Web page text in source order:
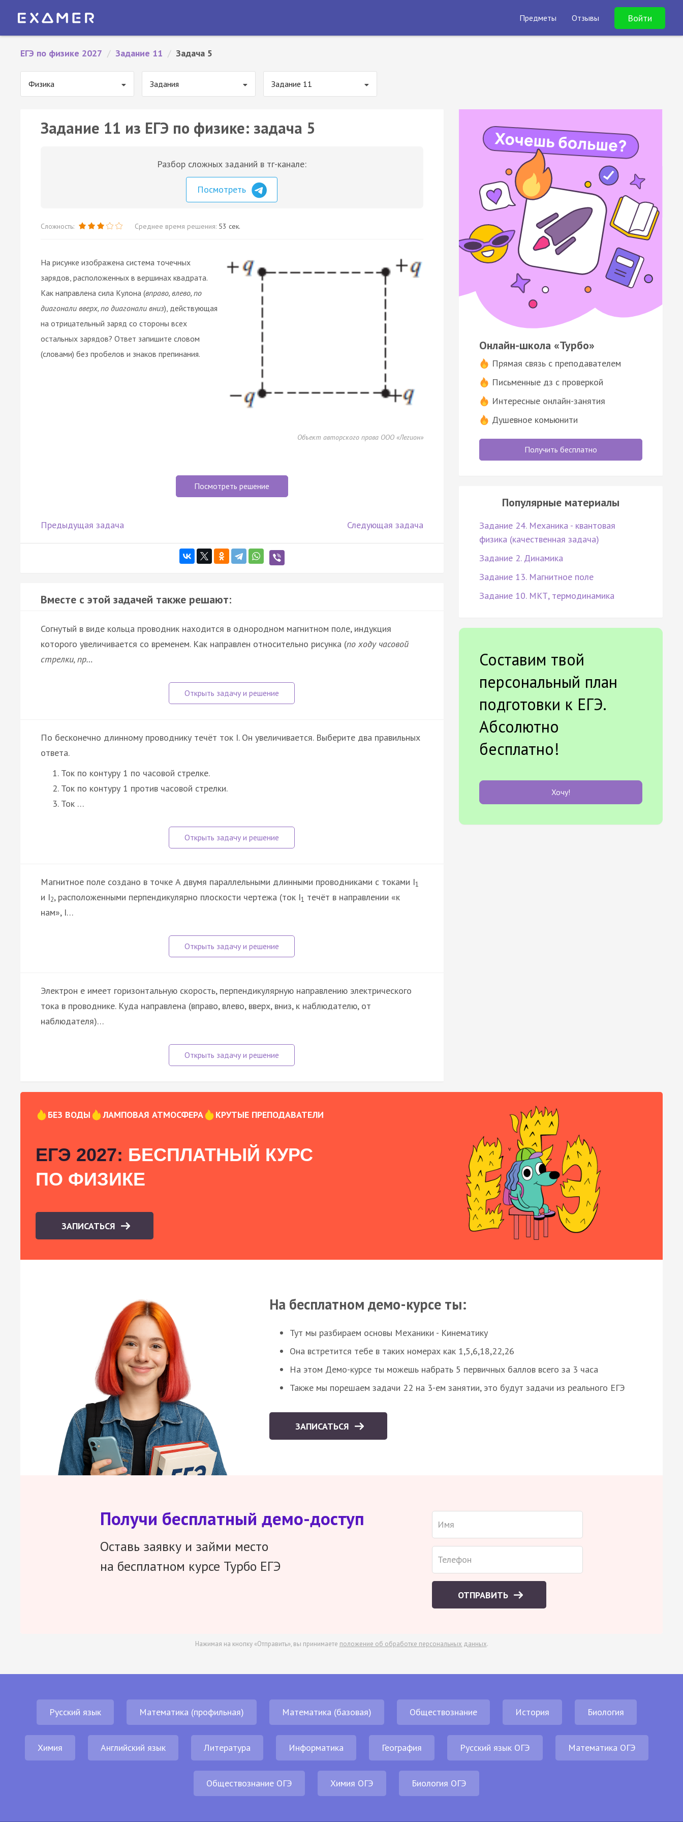
Предметы Отзывы Войти
ЕГЭ по физике 2027 / Задание 11 / Задача 5
Физика Задания Задание 11
Задание 11 из ЕГЭ по физике: задача 5
Разбор сложных заданий в тг-канале:
Посмотреть
Сложность: Среднее время решения: 53 сек.
На рисунке изображена система точечных
зарядов, расположенных в вершинах квадрата.
Как направлена сила Кулона (вправо, влево, по
диагонали вверх, по диагонали вниз), действующая
на отрицательный заряд со стороны всех
остальных зарядов? Ответ запишите словом
(словами) без пробелов и знаков препинания.
Объект авторского права ООО «Легион»
Посмотреть решение
Предыдущая задача Следующая задача
Вместе с этой задачей также решают:
Согнутый в виде кольца проводник находится в однородном магнитном поле, индукция
которого увеличивается со временем. Как направлен относительно рисунка (по ходу часовой
стрелки, пр…
По бесконечно длинному проводнику течёт ток I. Он увеличивается. Выберите два правильных
ответа.
Ток по контуру 1 по часовой стрелке.
Ток по контуру 1 против часовой стрелки.
Ток …
Магнитное поле создано в точке A двумя параллельными длинными проводниками с токами I1
и I2, расположенными перпендикулярно плоскости чертежа (ток I1 течёт в направлении «к
нам», I…
Электрон e имеет горизонтальную скорость, перпендикулярную направлению электрического
тока в проводнике. Куда направлена (вправо, влево, вверх, вниз, к наблюдателю, от
наблюдателя)…
Онлайн-школа «Турбо»
Прямая связь с преподавателем
Письменные дз с проверкой
Интересные онлайн-занятия
Душевное комьюнити
Получить бесплатно
Популярные материалы
Задание 24. Механика - квантовая
физика (качественная задача)
Задание 2. Динамика
Задание 13. Магнитное поле
Задание 10. МКТ, термодинамика
Составим твой
персональный план
подготовки к ЕГЭ.
Абсолютно
бесплатно!
Хочу!
БЕЗ ВОДЫ ЛАМПОВАЯ АТМОСФЕРА КРУТЫЕ ПРЕПОДАВАТЕЛИ
ЕГЭ 2027: БЕСПЛАТНЫЙ КУРС
ПО ФИЗИКЕ
ЗАПИСАТЬСЯ
На бесплатном демо-курсе ты:
Тут мы разбираем основы Механики - Кинематику
Она встретится тебе в таких номерах как 1,5,6,18,22,26
На этом Демо-курсе ты можешь набрать 5 первичных баллов всего за 3 часа
Также мы порешаем задачи 22 на 3-ем занятии, это будут задачи из реального ЕГЭ
ЗАПИСАТЬСЯ
Получи бесплатный демо-доступ
Оставь заявку и займи место
на бесплатном курсе Турбо ЕГЭ
ОТПРАВИТЬ
Нажимая на кнопку «Отправить», вы принимаете положение об обработке персональных данных.
Русский язык Математика (профильная) Математика (базовая) Обществознание История Биология
Химия Английский язык Литература Информатика География Русский язык ОГЭ Математика ОГЭ
Обществознание ОГЭ Химия ОГЭ Биология ОГЭ